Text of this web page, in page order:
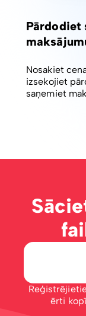
Pārdodiet
Nosakiet
izsekojiet
saņemiet
ērti